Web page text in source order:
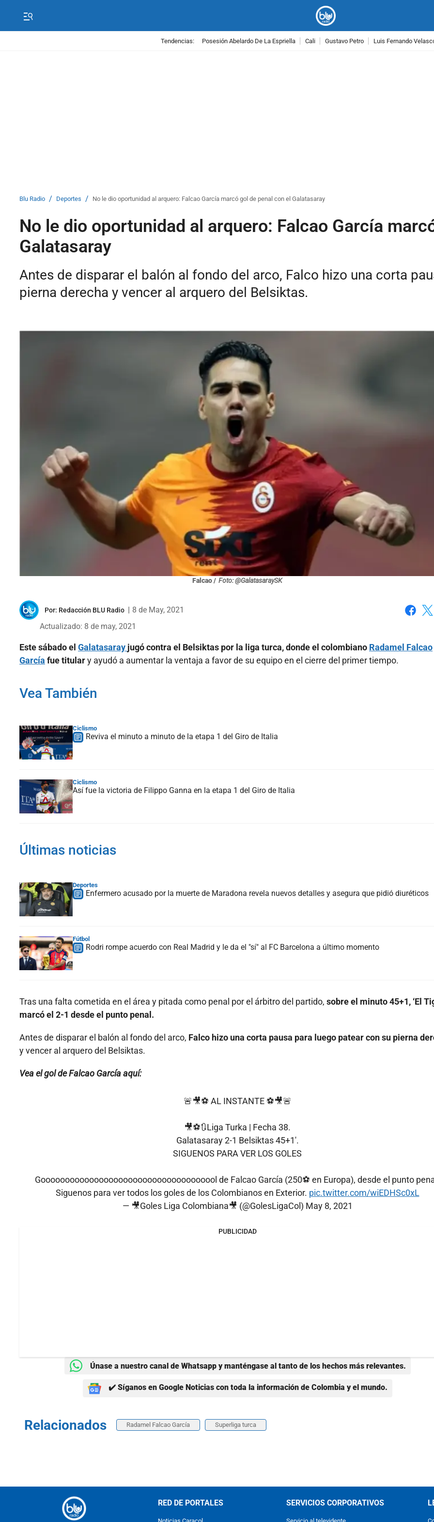
Tendencias: Posesión Abelardo De La Espriella Cali Gustavo Petro Luis Fernando
Blu Radio / Deportes / No le dio oportunidad al arquero: Falcao García marcó gol de penal con el Galatasaray
No le dio oportunidad al arquero: Falcao García
Galatasaray
Antes de disparar el balón al fondo del arco, Falco hizo una corta
pierna derecha y vencer al arquero del Belsiktas.
Falcao / Foto: @GalatasaraySK
Por: Redacción BLU Radio
8 de May, 2021
Actualizado: 8 de may, 2021
Este sábado el Galatasaray jugó contra el Belsiktas por la liga turca, donde el colombiano Radamel Falcao
García fue titulary ayudó a aumentar la ventaja a favor de su equipo en el cierre del primer tiempo.
Vea También
Ciclismo
Reviva el minuto a minuto de la etapa 1 del Giro de Italia
Ciclismo
Así fue la victoria de Filippo Ganna en la etapa 1 del Giro de Italia
Últimas noticias
Deportes
Enfermero acusado por la muerte de Maradona revela nuevos detalles y asegura que pidió diuréticos
Fútbol
Rodri rompe acuerdo con Real Madrid y le da el "sí" al FC Barcelona a último momento
Tras una falta cometida en el área y pitada como penal por el árbitro del partido, sobre el minuto 45+1, ‘El
marcó el 2-1 desde el punto penal.
Antes de disparar el balón al fondo del arco, Falco hizo una corta pausa para luego patear con su pierna
y vencer al arquero del Belsiktas.
Vea el gol de Falcao García aquí:
🚨🎥⚽️ AL INSTANTE ⚽️🎥🚨
🎥⚽️🔃Liga Turka | Fecha 38.
Galatasaray 2-1 Belsiktas 45+1'.
SIGUENOS PARA VER LOS GOLES
Gooooooooooooooooooooooooooooooooooool de Falcao García (250⚽️ en Europa), desde el punto
Siguenos para ver todos los goles de los Colombianos en Exterior. pic.twitter.com/wiEDHSc0xL
— 🎥Goles Liga Colombiana🎥 (@GolesLigaCol) May 8, 2021
PUBLICIDAD
Únase a nuestro canal de Whatsapp y manténgase al tanto de los hechos más relevantes.
✔️ Síganos en Google Noticias con toda la información de Colombia y el mundo.
Relacionados Radamel Falcao García Superliga turca
RED DE PORTALES SERVICIOS CORPORATIVOS